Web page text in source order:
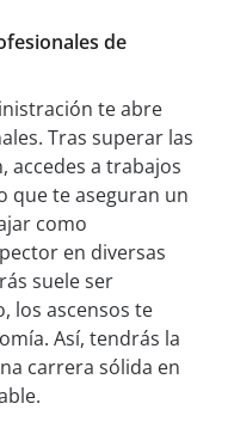
de
te abre
Tras superar las
accedes a trabajos
que te aseguran un
como
en diversas
suele ser
los ascensos te
Así, tendrás la
carrera sólida en